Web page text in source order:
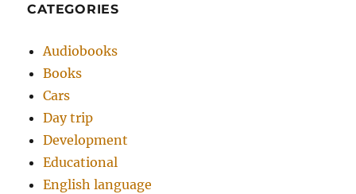
CATEGORIES
Audiobooks
Books
Cars
Day trip
Development
Educational
English language